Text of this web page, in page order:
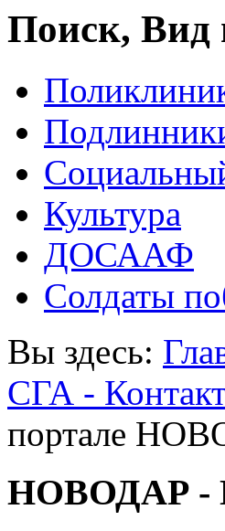
Поиск, Вид
Культура
ДОСААФ
Солдаты
Вы здесь:
СГА -
портале
НОВОДАР -